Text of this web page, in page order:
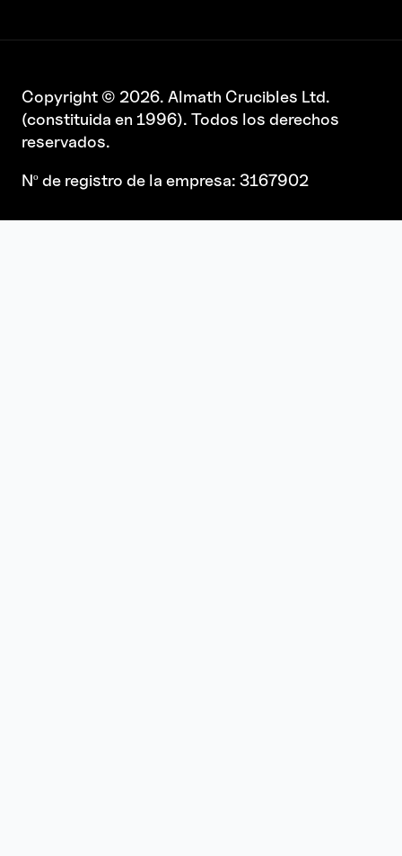
Copyright © 2026. Almath Crucibles Ltd.
(constituida en 1996). Todos los derechos
reservados.
Nº de registro de la empresa: 3167902